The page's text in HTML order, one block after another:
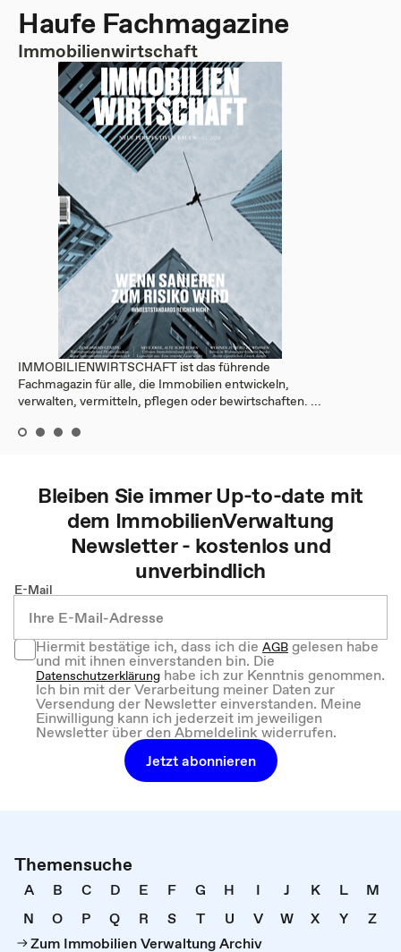
Haufe Fachmagazine
Immobilienwirtschaft
IMMOBILIENWIRTSCHAFT ist das führende
Fachmagazin für alle, die Immobilien entwickeln,
verwalten, vermitteln, pflegen oder bewirtschaften. ...
Bleiben Sie immer Up-to-date mit
dem ImmobilienVerwaltung
Newsletter - kostenlos und
unverbindlich
E-Mail
Hiermit bestätige ich, dass ich dieAGBgelesen habe
und mit ihnen einverstanden bin. Die
Datenschutzerklärung habe ich zur Kenntnis genommen.
Ich bin mit der Verarbeitung meiner Daten zur
Versendung der Newsletter einverstanden. Meine
Einwilligung kann ich jederzeit im jeweiligen
Newsletter über den Abmeldelink widerrufen.
Jetzt abonnieren
Themensuche
A B C D E F G H I J K L
M
N
O P Q R S T U V W X Y
Z
Zum Immobilien Verwaltung Archiv